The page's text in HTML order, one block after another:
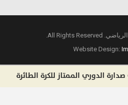
Website Design:
الممتاز للكرة الطائرة